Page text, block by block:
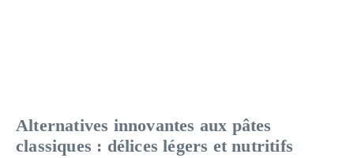
Alternatives innovantes aux pâtes
classiques : délices légers et nutritifs